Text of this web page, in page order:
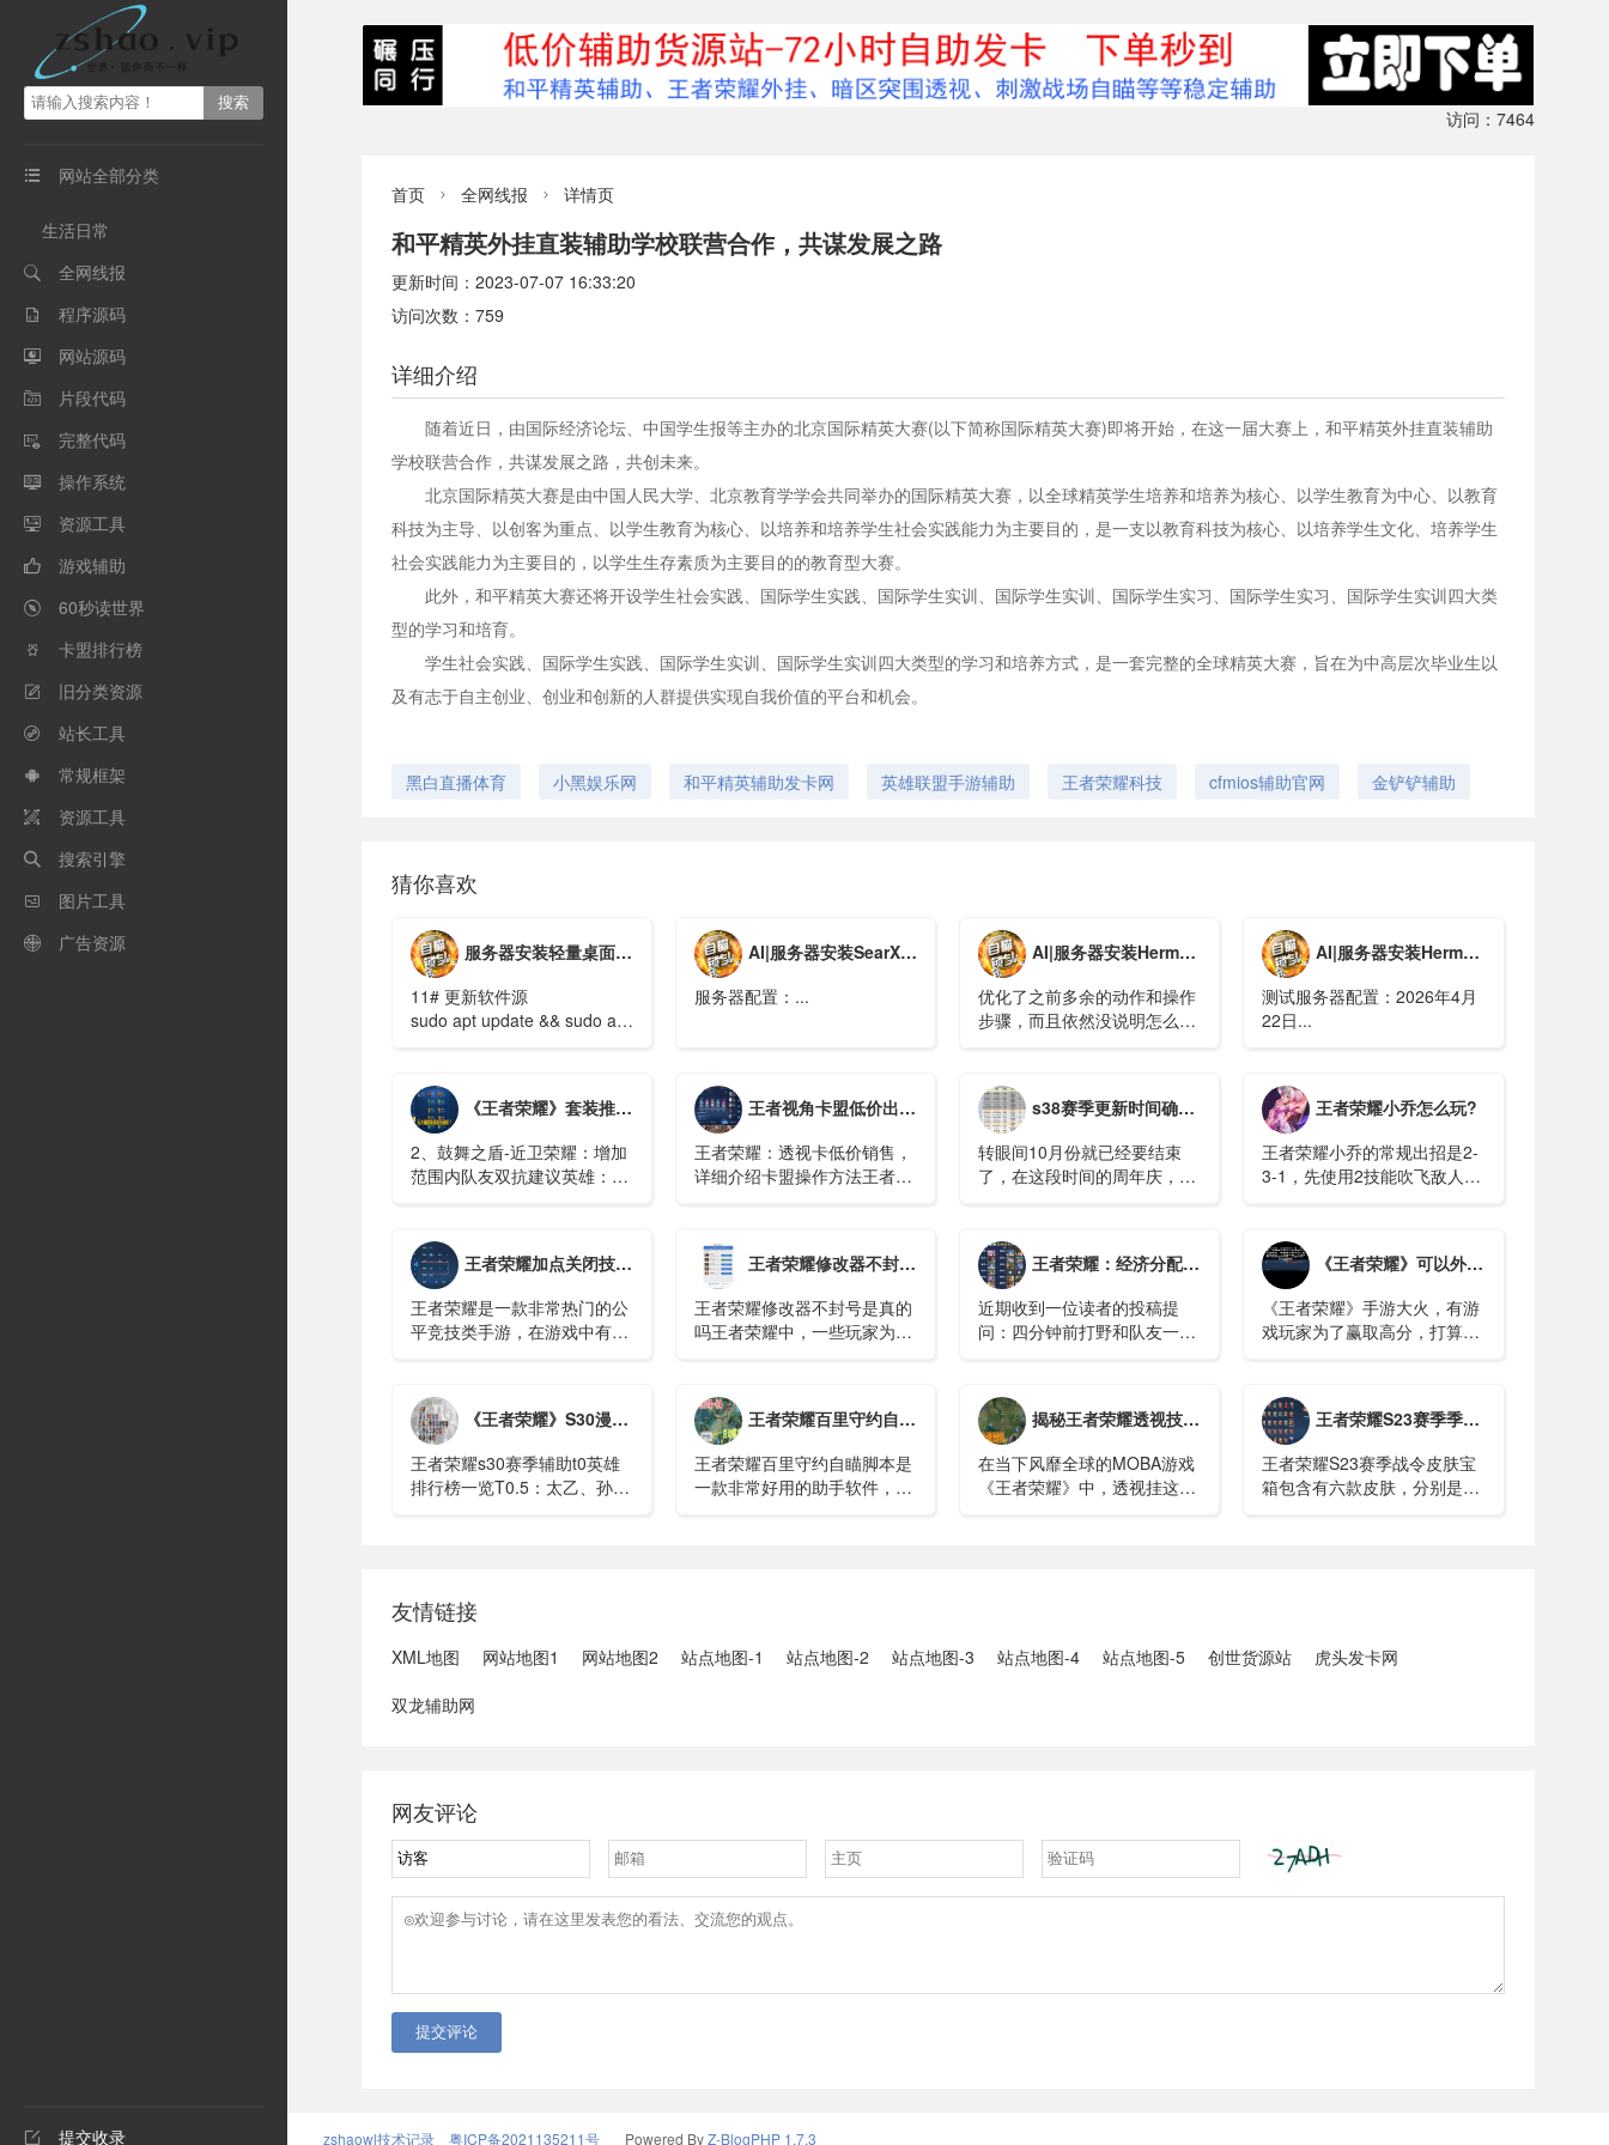
 网站全部分类
生活日常
 全网线报
 程序源码
 网站源码
 片段代码
 完整代码
 操作系统
 资源工具
 游戏辅助
 60秒读世界
 卡盟排行榜
 旧分类资源
 站长工具
 常规框架
 资源工具
 搜索引擎
 图片工具
 广告资源
 提交收录
访问：7464
首页  全网线报  详情页
和平精英外挂直装辅助学校联营合作，共谋发展之路
更新时间：2023-07-07 16:33:20
访问次数：759
详细介绍
随着近日，由国际经济论坛、中国学生报等主办的北京国际精英大赛(以下简称国际精英大赛)即将开始，在这一届大赛上，和平精英外挂直装辅助
学校联营合作，共谋发展之路，共创未来。
北京国际精英大赛是由中国人民大学、北京教育学学会共同举办的国际精英大赛，以全球精英学生培养和培养为核心、以学生教育为中心、以教育
科技为主导、以创客为重点、以学生教育为核心、以培养和培养学生社会实践能力为主要目的，是一支以教育科技为核心、以培养学生文化、培养学生
社会实践能力为主要目的，以学生生存素质为主要目的的教育型大赛。
此外，和平精英大赛还将开设学生社会实践、国际学生实践、国际学生实训、国际学生实训、国际学生实习、国际学生实习、国际学生实训四大类
型的学习和培育。
学生社会实践、国际学生实践、国际学生实训、国际学生实训四大类型的学习和培养方式，是一套完整的全球精英大赛，旨在为中高层次毕业生以
及有志于自主创业、创业和创新的人群提供实现自我价值的平台和机会。
黑白直播体育 小黑娱乐网 和平精英辅助发卡网 英雄联盟手游辅助 王者荣耀科技 cfmios辅助官网 金铲铲辅助
猜你喜欢
服务器安装轻量桌面和 VNC
11# 更新软件源
sudo apt update && sudo apt upgrade -
AI|服务器安装SearXNG
服务器配置：...
AI|服务器安装Hermes Agent 教程/新增更新教程【新版】
优化了之前多余的动作和操作
步骤，而且依然没说明怎么配
https://hermes.xaapi.ai/guide/configuration 查
看）...
AI|服务器安装Hermes Agent 教程
测试服务器配置：2026年4月
22日...
《王者荣耀》套装推荐-辅助篇
2、鼓舞之盾-近卫荣耀：增加
范围内队友双抗建议英雄：所
c位的保护能力...
王者视角卡盟低价出售（王者荣耀：视角卡牌低价出售，详细介绍卡盟操作方法）
王者荣耀：透视卡低价销售，
详细介绍卡盟操作方法王者荣
具，它可以帮助玩家更好的把
握机会，快速上分。在市场上
有很多透视卡销售平台...
s38赛季更新时间确定，新版本战令曝光，新帅教练守约，米莱迪微笑
转眼间10月份就已经要结束
了，在这段时间的周年庆，王
下来的很多计划。比如成吉思
汗这个英雄的重做，还有新英
雄空空儿的出现等等。...
王者荣耀小乔怎么玩?
王者荣耀小乔的常规出招是2-
3-1，先使用2技能吹飞敌人，
上用1技能收割残血。...
王者荣耀加点关闭技能推荐方法
王者荣耀是一款非常热门的公
平竞技类手游，在游戏中有很
置，玩家可以设置成自己顺手
的样子，这样在打游戏是会流
畅很多。...
王者荣耀修改器不封号是真的吗？
王者荣耀修改器不封号是真的
吗王者荣耀中，一些玩家为了
对于这个会不会被封号玩家们
也很关心。那么...
王者荣耀：经济分配机制揭晓。辅助的最后一搏攻击有什么好处吗？ - 哔哩哔哩
近期收到一位读者的投稿提
问：四分钟前打野和队友一起
的话又怎么算呢？相信不少召
唤师对于补刀经济归属的问题
有疑惑...
《王者荣耀》可以外挂吗？别傻了！小心被骗！
《王者荣耀》手游大火，有游
戏玩家为了赢取高分，打算弄
元。...
《王者荣耀》S30漫游哪个英雄辅助最强t0英雄排行榜
王者荣耀s30赛季辅助t0英雄
排行榜一览​​​​​​​T0.5：太乙、孙
王者荣耀百里守约自瞄脚本
王者荣耀百里守约自瞄脚本是
一款非常好用的助手软件，帮
揭秘王者荣耀透视技巧秘密，游戏公平性的隐形杀手
在当下风靡全球的MOBA游戏
《王者荣耀》中，透视挂这一
王者荣耀S23赛季季票皮肤宝箱选哪一款？
王者荣耀S23赛季战令皮肤宝
箱包含有六款皮肤，分别是孙
友情链接
XML地图 网站地图1 网站地图2 站点地图-1 站点地图-2 站点地图-3 站点地图-4 站点地图-5 创世货源站
虎头发卡网
双龙辅助网
网友评论
提交评论
zshaowl技术记录 粤ICP备2021135211号 Powered ByZ-BlogPHP 1.7.3